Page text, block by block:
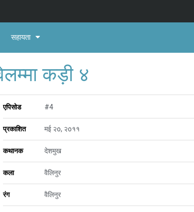
सहायता
कड़ी ४
एपिसोड #4
प्रकाशित मई २o, २o११
कथानक देशमुख
कला वैलिनुर
रंग वैलिनुर